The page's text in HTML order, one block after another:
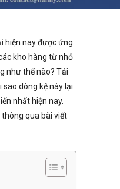
hiện nay được ứng
kho hàng từ nhỏ
như thế nào? Tải
dòng kệ này lại
nhất hiện nay.
qua bài viết